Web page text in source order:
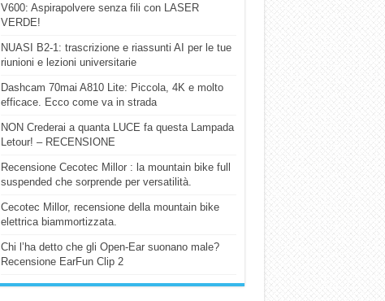
V600: Aspirapolvere senza fili con LASER
VERDE!
NUASI B2-1: trascrizione e riassunti AI per le tue
riunioni e lezioni universitarie
Dashcam 70mai A810 Lite: Piccola, 4K e molto
efficace. Ecco come va in strada
NON Crederai a quanta LUCE fa questa Lampada
Letour! – RECENSIONE
Recensione Cecotec Millor : la mountain bike full
suspended che sorprende per versatilità.
Cecotec Millor, recensione della mountain bike
elettrica biammortizzata.
Chi l’ha detto che gli Open-Ear suonano male?
Recensione EarFun Clip 2